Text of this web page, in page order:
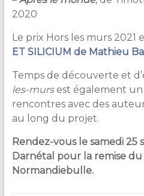
2020
Le prix Hors les murs 2021
ET SILICIUM de Mathieu
Temps de découverte et
les-mursest également
rencontres avec des
au long du projet.
Rendez-vous le samedi 25
Darnétal pour la remise
Normandiebulle.